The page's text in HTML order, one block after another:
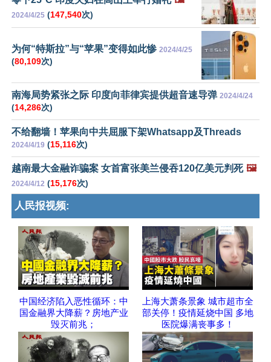
2024/4/25 (147,540次)
为何“特斯拉”与“苹果”变得如此惨 2024/4/25
(80,109次)
南海局势紧张之际 印度向菲律宾提供超音速导弹 2024/4/24
(14,286次)
不给翻墙！苹果向中共屈服下架Whatsapp及Threads
2024/4/19 (15,116次)
越南最大金融诈骗案 女首富张美兰侵吞120亿美元判死 🖼️
2024/4/12 (15,176次)
人民报视频:
中国经济陷入恶性循环：中
国金融界大降薪？房地产业
毁灭前兆；
上海大萧条景象 城市超市全
部关停！疫情延烧中国 多地
医院爆满丧事多！